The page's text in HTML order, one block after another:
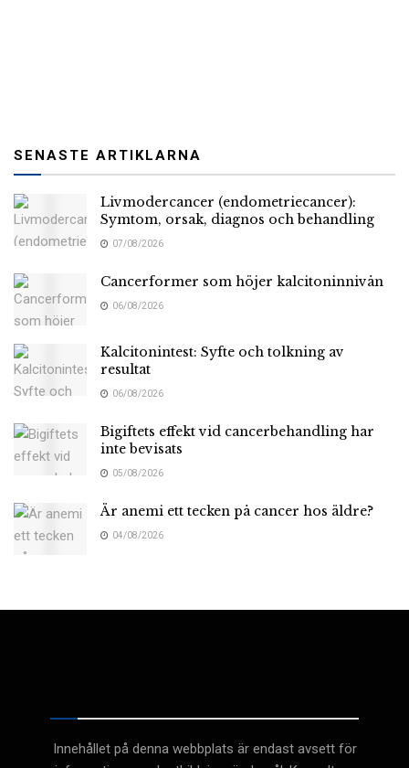
SENASTE ARTIKLARNA
Livmodercancer (endometriecancer):
Symtom, orsak, diagnos och behandling
07/08/2026
Cancerformer som höjer kalcitoninnivån
06/08/2026
Kalcitonintest: Syfte och tolkning av
resultat
06/08/2026
Bigiftets effekt vid cancerbehandling har
inte bevisats
05/08/2026
Är anemi ett tecken på cancer hos äldre?
04/08/2026
Innehållet på denna webbplats är endast avsett för